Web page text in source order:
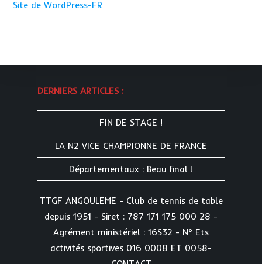
Site de WordPress-FR
DERNIERS ARTICLES :
FIN DE STAGE !
LA N2 VICE CHAMPIONNE DE FRANCE
Départementaux : Beau final !
TTGF ANGOULEME - Club de tennis de table
depuis 1951 - Siret : 787 171 175 000 28 -
Agrément ministériel : 16S32 - N° Ets
activités sportives 016 0008 ET 0058-